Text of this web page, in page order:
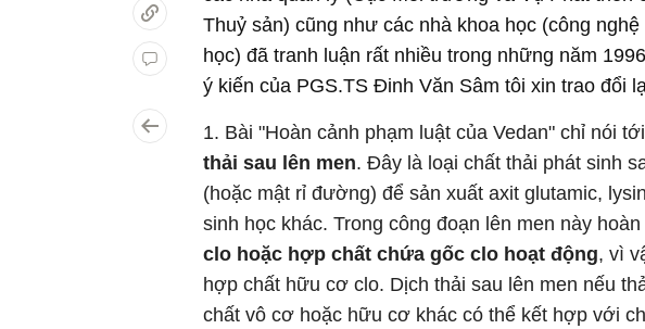
Thuỷ sản) cũng như các nhà khoa học (công
học) đã tranh luận rất nhiều trong những năm
ý kiến của PGS.TS Đinh Văn Sâm tôi xin trao đổi
1. Bài "Hoàn cảnh phạm luật của Vedan" chỉ nói
thải sau lên men. Đây là loại chất thải phát sinh
(hoặc mật rỉ đường) để sản xuất axit glutamic,
sinh học khác. Trong công đoạn lên men này
clo hoặc hợp chất chứa gốc clo hoạt động, vì
hợp chất hữu cơ clo. Dịch thải sau lên men nếu
chất vô cơ hoặc hữu cơ khác có thể kết hợp với